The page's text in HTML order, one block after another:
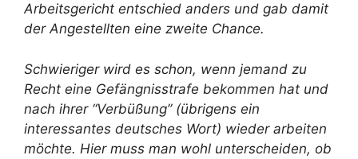
Arbeitsgericht entschied anders und gab damit
der Angestellten eine zweite Chance.
Schwieriger wird es schon, wenn jemand zu
Recht eine Gefängnisstrafe bekommen hat und
nach ihrer “Verbüßung” (übrigens ein
interessantes deutsches Wort) wieder arbeiten
möchte. Hier muss man wohl unterscheiden, ob